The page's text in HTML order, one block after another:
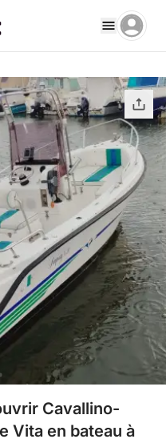
Cavallino-
Vita en bateau à